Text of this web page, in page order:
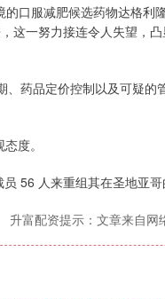
口服减肥候选药物达格利
这一努力接连令人失望，
药品定价控制以及可疑的
度。
56 人来重组其在圣地亚哥
升富配资提示：文章来自网